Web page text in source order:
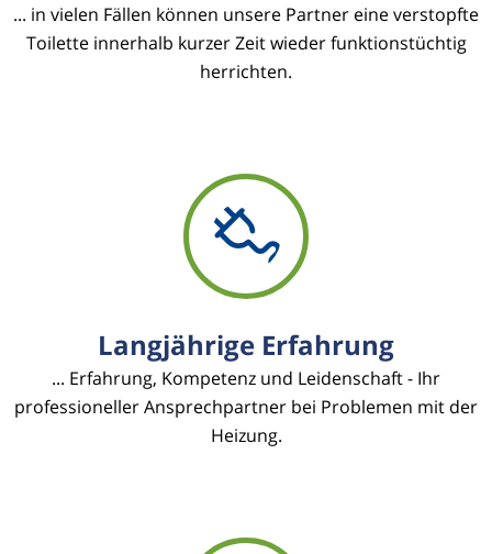
... in vielen Fällen können unsere Partner eine verstopfte
Toilette innerhalb kurzer Zeit wieder funktionstüchtig
herrichten.
Langjährige Erfahrung
... Erfahrung, Kompetenz und Leidenschaft - Ihr
professioneller Ansprechpartner bei Problemen mit der
Heizung.